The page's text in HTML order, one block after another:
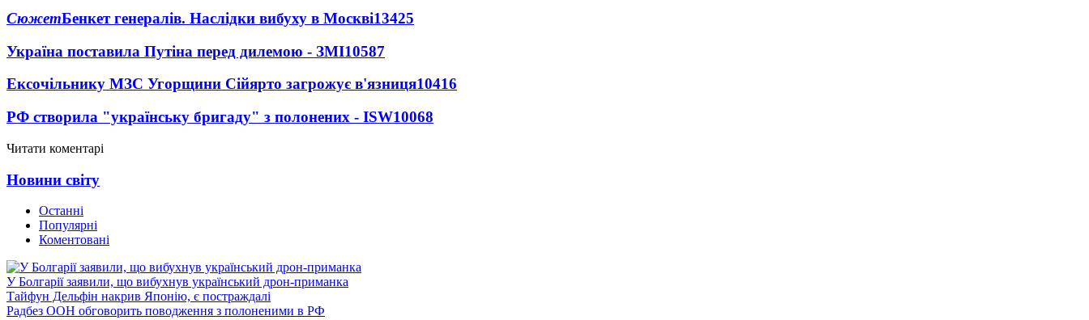
СюжетБенкет генералів. Наслідки вибуху в Москві13425
Україна поставила Путіна перед дилемою - ЗМІ10587
Ексочільнику МЗС Угорщини Сійярто загрожує в'язниця10416
РФ створила "українську бригаду" з полонених - ISW10068
Читати коментарі
Новини світу
Останні
Популярні
Коментовані
У Болгарії заявили, що вибухнув український дрон-приманка
Тайфун Дельфін накрив Японію, є постраждалі
Радбез ООН обговорить поводження з полоненими в РФ